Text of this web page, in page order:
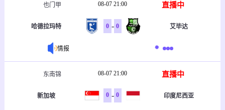
也门甲 08-07 21:00 直播中
哈德拉玛特 0 - 0 艾毕达
情报
东南锦 08-07 21:00 直播中
新加坡 0 - 0 印度尼西亚